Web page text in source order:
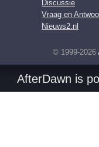
Discussie
Vraag en
Nieuws2.nl
© 1999-2026
AfterDawn is